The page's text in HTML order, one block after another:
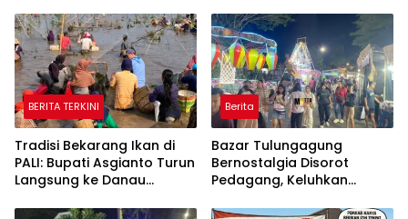
BERITA TERKINI
Tradisi Bekarang Ikan di
PALI: Bupati Asgianto Turun
Langsung ke Danau
Berita
Bazar Tulungagung
Bernostalgia Disorot
Pedagang, Keluhkan
hingga Listrik Sering Mati